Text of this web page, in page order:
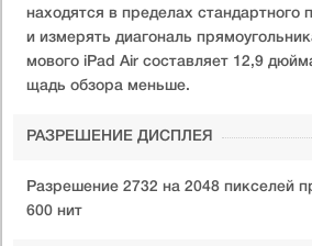
находятся в пределах стандартного
и измерять диагональ
мового iPad Air составляет 12,9
щадь обзора меньше.
РАЗРЕШЕНИЕ ДИСПЛЕЯ
Разрешение 2732 на 2048 пикселей
600 нит